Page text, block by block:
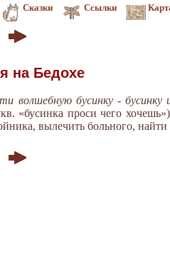
Сказки Ссылки
на Бедохе
бусинку - бусинку
«бусинка проси чего
вылечить больного,